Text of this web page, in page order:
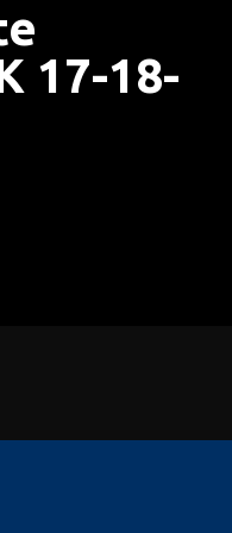
17-18-